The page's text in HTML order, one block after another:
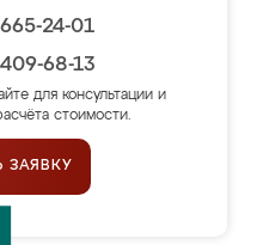
24-01
68-13
для консультации и
стоимости.
ЗАЯВКУ